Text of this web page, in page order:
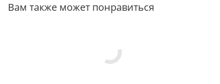
Вам также может понравиться